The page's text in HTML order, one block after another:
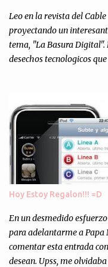
escuchándonos y viendo
personalmente, un éxito y
Leo en la revista del
proyectando un
tema, "La Basura
desechos tecnologicos
Asi, todos los residuos
ambientalistas llaman "La
transmision es el
parecio muy interesante,
que los comentarios los
Hoy Estoy Regalon!!! =D
En un desmedido
para adelantarme a Papa
comentar esta entrada
desean. Upss, me